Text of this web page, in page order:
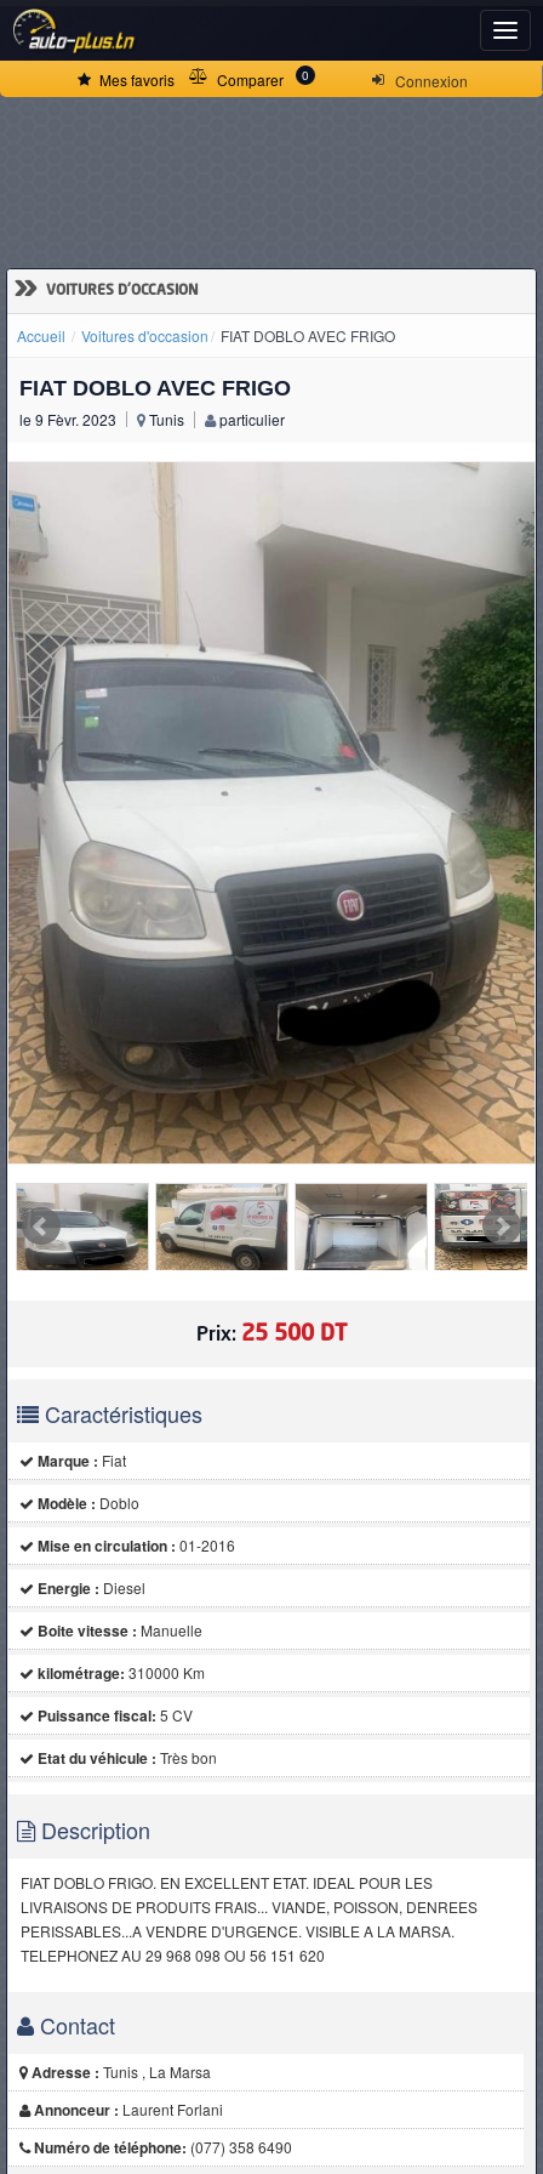
Connexion
Mes favoris Comparer 0
» VOITURES D'OCCASION
Accueil Voitures d'occasion FIAT DOBLO AVEC FRIGO
FIAT DOBLO AVEC FRIGO
le 9 Fèvr. 2023 Tunis particulier
Prix: 25 500 DT
Caractéristiques
Marque : Fiat
Modèle : Doblo
Mise en circulation : 01-2016
Energie : Diesel
Boite vitesse : Manuelle
kilométrage: 310000 Km
Puissance fiscal: 5 CV
Etat du véhicule : Très bon
Description
FIAT DOBLO FRIGO. EN EXCELLENT ETAT. IDEAL POUR LES
LIVRAISONS DE PRODUITS FRAIS... VIANDE, POISSON, DENREES
PERISSABLES...A VENDRE D'URGENCE. VISIBLE A LA MARSA.
TELEPHONEZ AU 29 968 098 OU 56 151 620
Contact
Adresse : Tunis , La Marsa
Annonceur : Laurent Forlani
Numéro de téléphone: (077) 358 6490
ACCUEIL
D'OCCASION
CAMIONS
PNEUS